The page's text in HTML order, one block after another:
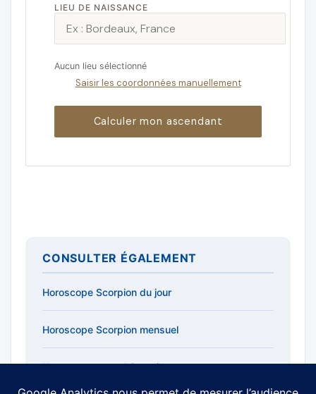
LIEU DE NAISSANCE
Aucun lieu sélectionné
Saisir les coordonnées manuellement
Calculer mon ascendant
CONSULTER ÉGALEMENT
Horoscope Scorpion du jour
Horoscope Scorpion mensuel
Horoscope annuel Scorpion